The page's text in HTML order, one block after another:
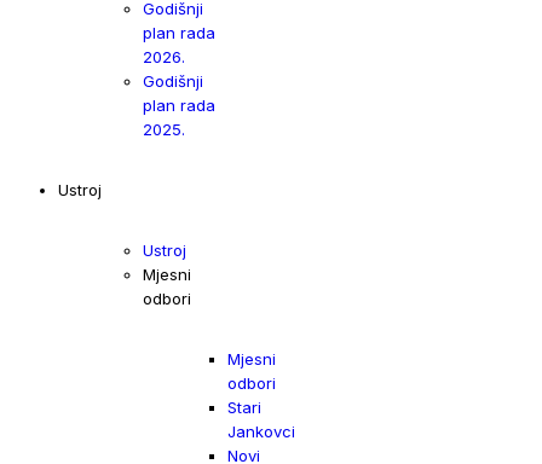
Godišnji
plan rada
2026.
Godišnji
plan rada
2025.
Ustroj
Ustroj
Mjesni
odbori
Mjesni
odbori
Stari
Jankovci
Novi